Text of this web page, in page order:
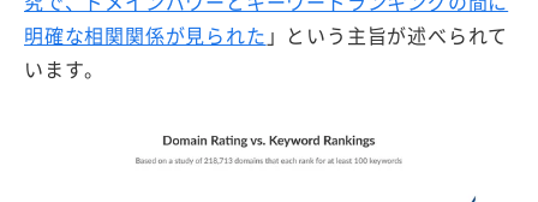
明確な相関関係が見られた 」という主旨が述べられて
います。